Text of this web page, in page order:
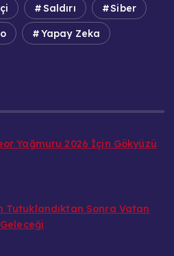
Saldırı Siber
Yapay Zeka
Yağmuru 2026 İçin Gökyüzü
Tutuklandıktan Sonra Vatan